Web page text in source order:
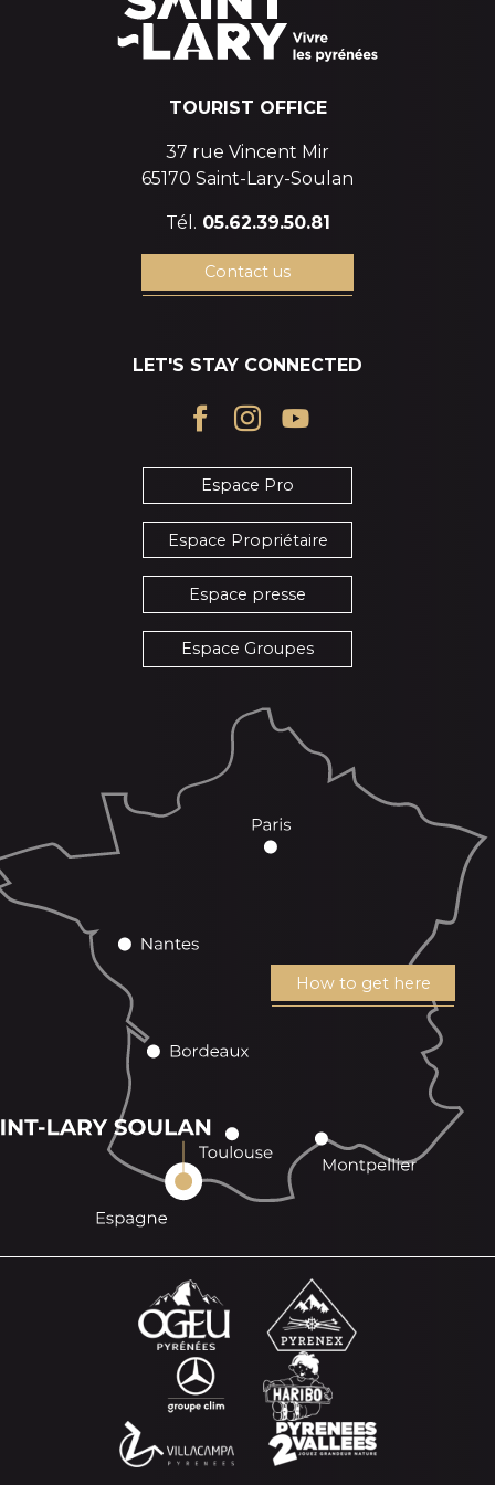
TOURIST OFFICE
37 rue Vincent Mir
65170 Saint-Lary-Soulan
Tél. 05.62.39.50.81
Contact us
LET'S STAY CONNECTED
Espace Pro
Espace Propriétaire
Espace presse
Espace Groupes
How to get here